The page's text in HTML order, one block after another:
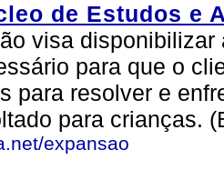
de Estudos e
visa
para que o
para resolver e
para crianças.
expansao